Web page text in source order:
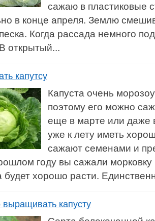
сажаю в пластиковые
в конце апреля. Землю
Когда рассада немного
открытый...
капутсу
Капуста очень
поэтому его можно
еще в марте или даже
уже к лету иметь
сажают семенами и
году вы сажали
будет хорошо расти.
выращивать капусту